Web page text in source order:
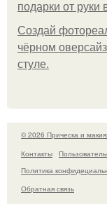
подарки от руки
Создай
чёрном
стуле.
© 2026 Прическа и
Контакты
Политика
Обратная связь